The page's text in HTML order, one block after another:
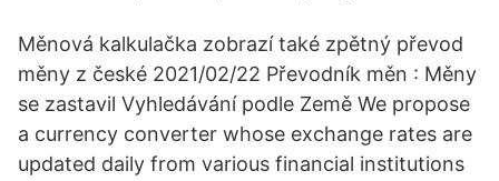
Měnová kalkulačka zobrazí také zpětný převod
měny z české 2021/02/22 Převodník měn : Měny
se zastavil Vyhledávání podle Země We propose
a currency converter whose exchange rates are
updated daily from various financial institutions